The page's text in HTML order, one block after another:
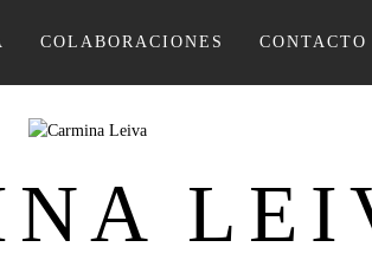
COLABORACIONES CONTACTO